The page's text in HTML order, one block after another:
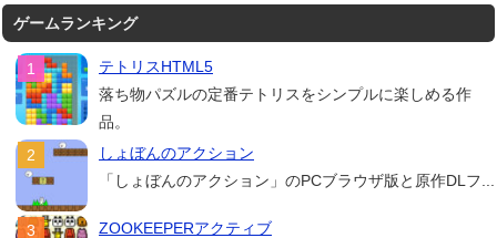
ゲームランキング
テトリスHTML5
落ち物パズルの定番テトリスをシンプルに楽しめる作
品。
しょぼんのアクション
「しょぼんのアクション」のPCブラウザ版と原作DLフ...
ZOOKEEPERアクティブ